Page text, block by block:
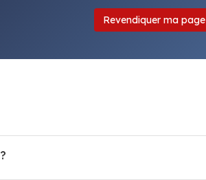
Revendiquer ma page